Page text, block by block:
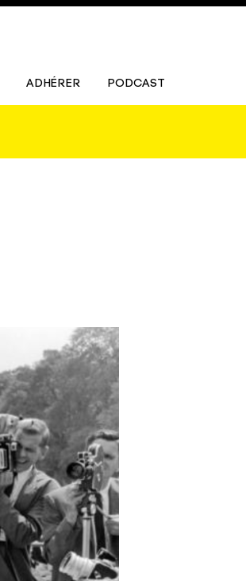
ADHÉRER PODCAST